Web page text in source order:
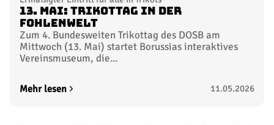
13. Mai: Trikottag in der
FohlenWelt
Zum 4. Bundesweiten Trikottag des DOSB am
Mittwoch (13. Mai) startet Borussias interaktives
Vereinsmuseum, die...
Mehr lesen 11.05.2026